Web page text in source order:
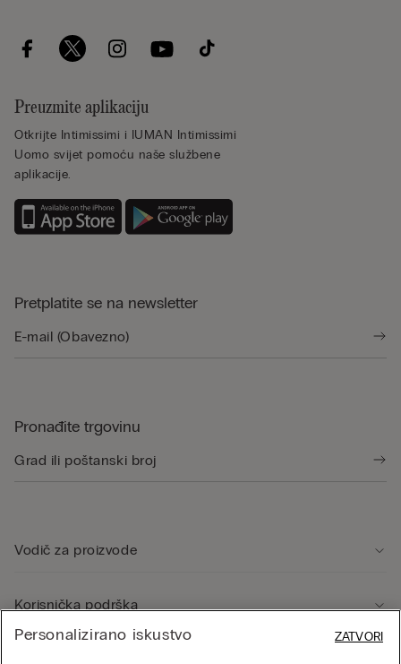
Preuzmite aplikaciju
Otkrijte Intimissimi i IUMAN Intimissimi
Uomo svijet pomoću naše službene
aplikacije.
Pretplatite se na newsletter
Pronađite trgovinu
Vodič za proizvode
Korisnička podrška
Personalizirano iskustvo ZATVORI